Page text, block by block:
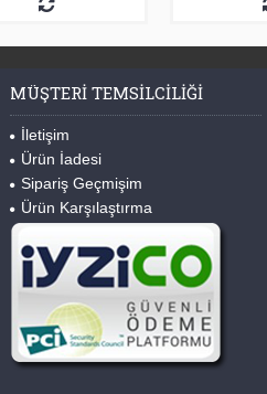
MÜŞTERI TEMSILCILIĞI
İletişim
Ürün İadesi
Sipariş Geçmişim
Ürün Karşılaştırma